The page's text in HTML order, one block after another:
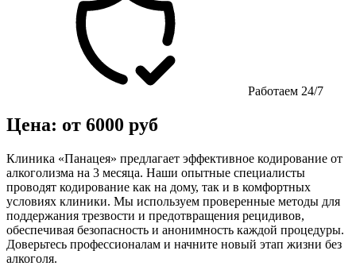
Работаем 24/7
Цена: от 6000 руб
Клиника «Панацея» предлагает эффективное кодирование от
алкоголизма на 3 месяца. Наши опытные специалисты
проводят кодирование как на дому, так и в комфортных
условиях клиники. Мы используем проверенные методы для
поддержания трезвости и предотвращения рецидивов,
обеспечивая безопасность и анонимность каждой процедуры.
Доверьтесь профессионалам и начните новый этап жизни без
алкоголя.